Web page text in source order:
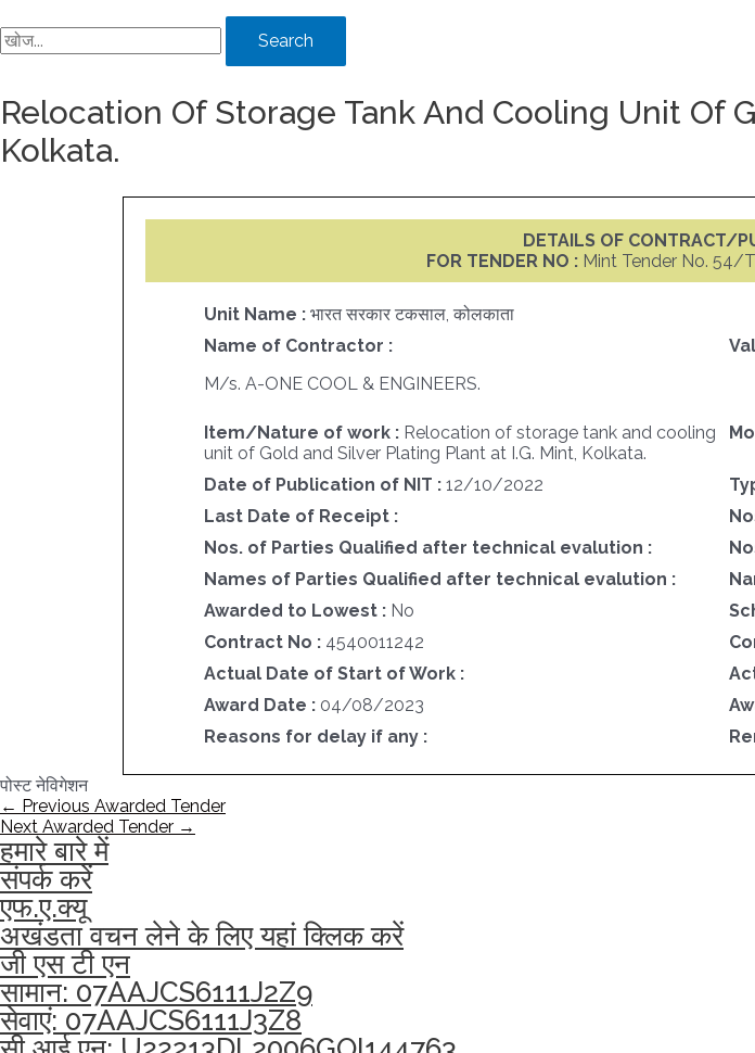
Search
Relocation Of Storage Tank And Cooling Unit Of
Kolkata.
DETAILS OF CONTRACT/
FOR TENDER NO : Mint Tender No.
Unit Name :भारत सरकार टकसाल, कोलकाता
Name of Contractor :
M/s. A-ONE COOL & ENGINEERS.
Item/Nature of work : Relocation of storage tank and cooling
unit of Gold and Silver Plating Plant at I.G. Mint, Kolkata.
Date of Publication of NIT :12/10/2022
Last Date of Receipt :
Nos. of Parties Qualified after technical evalution :
Names of Parties Qualified after technical evalution :
Awarded to Lowest : No
Contract No : 4540011242
Actual Date of Start of Work :
Award Date : 04/08/2023
Reasons for delay if any :
पोस्ट नेविगेशन
← Previous Awarded Tender
Next Awarded Tender →
हमारे बारे में
संपर्क करें
एफ.ए.क्यू
अखंडता वचन लेने के लिए यहां क्लिक करें
जी एस टी एन
सामान: 07AAJCS6111J2Z9
सेवाएं: 07AAJCS6111J3Z8